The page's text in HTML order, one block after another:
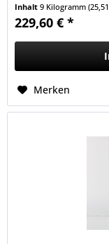
Inhalt9 Kilogramm
229,60 € *
Merken